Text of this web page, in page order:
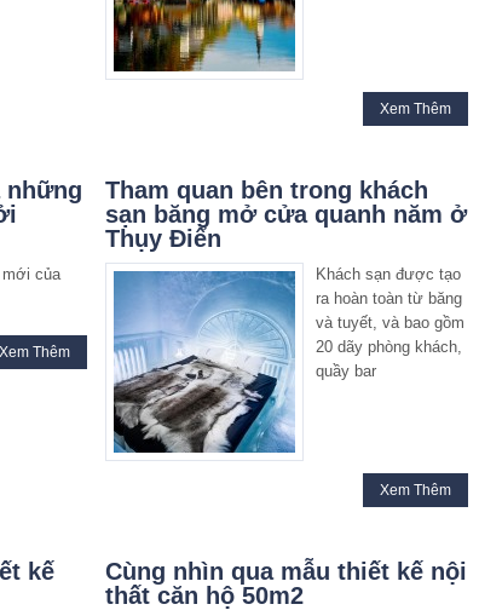
Xem Thêm
những
mới của
Xem Thêm
Tham quan bên trong khách
sạn băng mở cửa quanh năm ở
Thụy Điển
Khách sạn được tạo
ra hoàn toàn từ băng
và tuyết, và bao gồm
20 dãy phòng khách,
quầy bar
Xem Thêm
kế
Cùng nhìn qua mẫu thiết kế nội
thất căn hộ 50m2